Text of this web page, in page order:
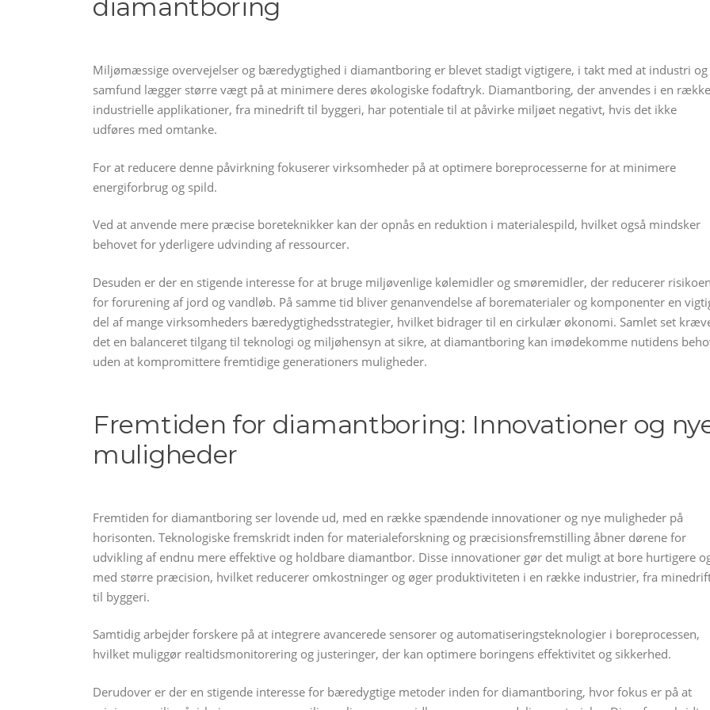
diamantboring
Miljømæssige overvejelser og bæredygtighed i diamantboring er blevet stadigt vigtigere, i takt med at industri og
samfund lægger større vægt på at minimere deres økologiske fodaftryk. Diamantboring, der anvendes i en række
industrielle applikationer, fra minedrift til byggeri, har potentiale til at påvirke miljøet negativt, hvis det ikke
udføres med omtanke.
For at reducere denne påvirkning fokuserer virksomheder på at optimere boreprocesserne for at minimere
energiforbrug og spild.
Ved at anvende mere præcise boreteknikker kan der opnås en reduktion i materialespild, hvilket også mindsker
behovet for yderligere udvinding af ressourcer.
Desuden er der en stigende interesse for at bruge miljøvenlige kølemidler og smøremidler, der reducerer risikoen
for forurening af jord og vandløb. På samme tid bliver genanvendelse af borematerialer og komponenter en
del af mange virksomheders bæredygtighedsstrategier, hvilket bidrager til en cirkulær økonomi. Samlet set
det en balanceret tilgang til teknologi og miljøhensyn at sikre, at diamantboring kan imødekomme nutidens
uden at kompromittere fremtidige generationers muligheder.
Fremtiden for diamantboring: Innovationer og
muligheder
Fremtiden for diamantboring ser lovende ud, med en række spændende innovationer og nye muligheder på
horisonten. Teknologiske fremskridt inden for materialeforskning og præcisionsfremstilling åbner dørene for
udvikling af endnu mere effektive og holdbare diamantbor. Disse innovationer gør det muligt at bore hurtigere
med større præcision, hvilket reducerer omkostninger og øger produktiviteten i en række industrier, fra
til byggeri.
Samtidig arbejder forskere på at integrere avancerede sensorer og automatiseringsteknologier i boreprocessen,
hvilket muliggør realtidsmonitorering og justeringer, der kan optimere boringens effektivitet og sikkerhed.
Derudover er der en stigende interesse for bæredygtige metoder inden for diamantboring, hvor fokus er på at